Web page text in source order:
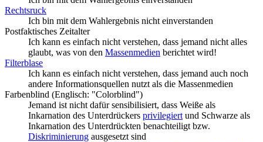
Rechtsruck
Ich bin mit dem Wahlergebnis nicht einverstanden
Postfaktisches Zeitalter
Ich kann es einfach nicht verstehen, dass jemand nicht alles
glaubt, was von den Massenmedien berichtet wird!
Filterblase
Ich kann es einfach nicht verstehen, dass jemand auch noch
andere Informations­quellen nutzt als die Massenmedien
Farbenblind (Englisch: "Colorblind")
Jemand ist nicht dafür sensibilisiert, dass Weiße als
Inkarnation des Unterdrückers privilegiert und Schwarze als
Inkarnation des Unterdrückten benachteiligt bzw.
Diskriminierung ausgesetzt sind